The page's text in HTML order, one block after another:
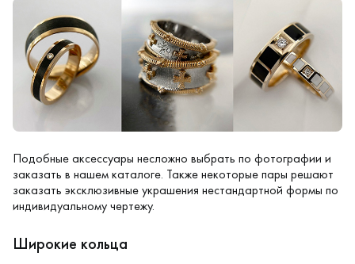
Подобные аксессуары несложно выбрать по фотографии и
заказать в нашем каталоге. Также некоторые пары решают
заказать эксклюзивные украшения нестандартной формы по
индивидуальному чертежу.
Широкие кольца